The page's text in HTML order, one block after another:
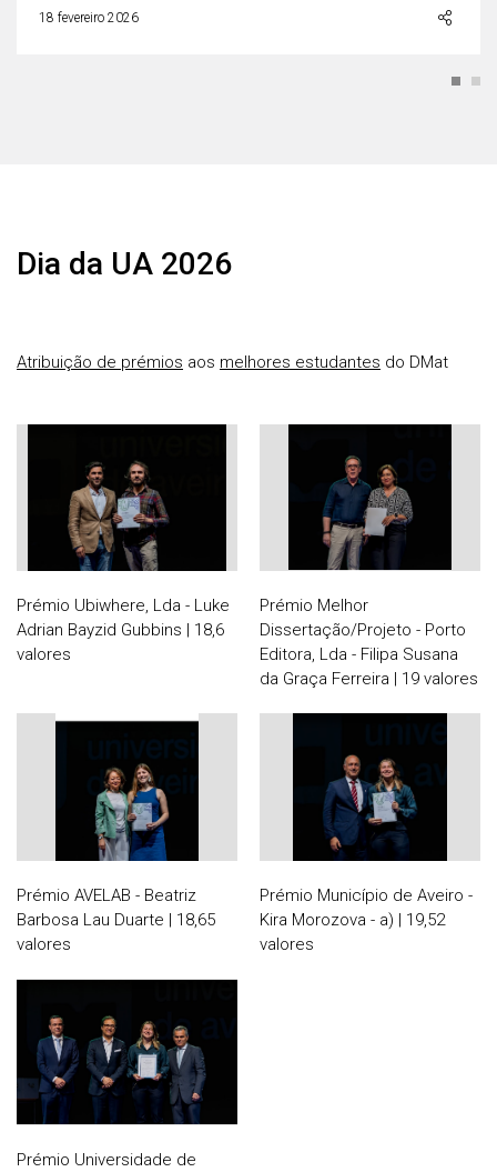
18 fevereiro 2026
Dia da UA 2026
Atribuição de prémios aos melhores estudantes do DMat
Prémio Ubiwhere, Lda - Luke
Adrian Bayzid Gubbins | 18,6
valores
Prémio Melhor
Dissertação/Projeto - Porto
Editora, Lda - Filipa Susana
da Graça Ferreira | 19 valores
Prémio AVELAB - Beatriz
Barbosa Lau Duarte | 18,65
valores
Prémio Município de Aveiro -
Kira Morozova - a) | 19,52
valores
Prémio Universidade de